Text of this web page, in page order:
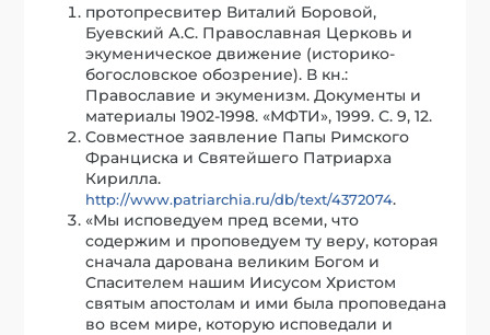
протопресвитер Виталий Боровой,
Буевский А.С. Православная Церковь и
экуменическое движение (историко-
богословское обозрение). В кн.:
Православие и экуменизм. Документы и
материалы 1902-1998. «МФТИ», 1999. С. 9, 12.
Совместное заявление Папы Римского
Франциска и Святейшего Патриарха
Кирилла.
http://www.patriarchia.ru/db/text/4372074.
«Мы исповедуем пред всеми, что
содержим и проповедуем ту веру, которая
сначала дарована великим Богом и
Спасителем нашим Иисусом Христом
святым апостолам и ими была проповедана
во всем мире, которую исповедали и